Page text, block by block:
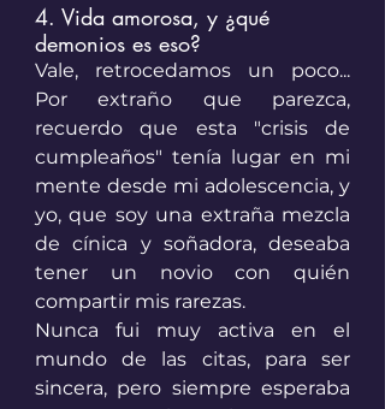
4. Vida amorosa, y ¿qué
demonios es eso?
Vale, retrocedamos un poco...
Por extraño que parezca,
recuerdo que esta "crisis de
cumpleaños" tenía lugar en mi
mente desde mi adolescencia, y
yo, que soy una extraña mezcla
de cínica y soñadora, deseaba
tener un novio con quién
compartir mis rarezas.
Nunca fui muy activa en el
mundo de las citas, para ser
sincera, pero siempre esperaba